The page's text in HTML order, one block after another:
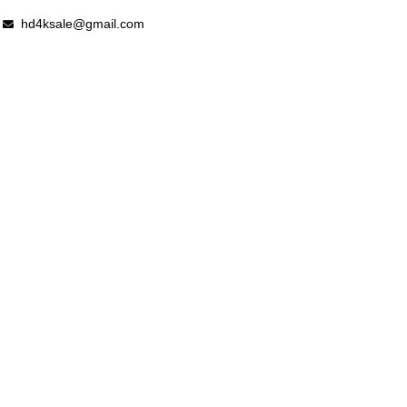
hd4ksale@gmail.com